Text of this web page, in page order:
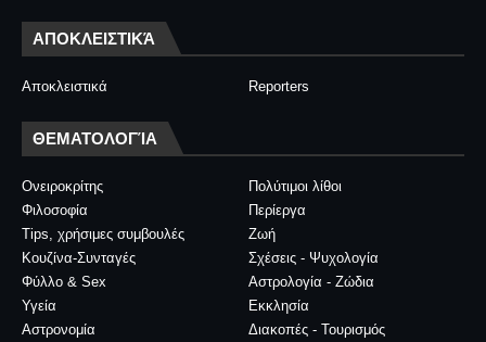
ΑΠΟΚΛΕΙΣΤΙΚΆ
Αποκλειστικά Reporters
ΘΕΜΑΤΟΛΟΓΊΑ
Ονειροκρίτης
Πολύτιμοι λίθοι
Φιλοσοφία
Περίεργα
Tips, χρήσιμες συμβουλές
Ζωή
Κουζίνα-Συνταγές
Σχέσεις - Ψυχολογία
Φύλλο & Sex
Αστρολογία - Ζώδια
Υγεία
Εκκλησία
Αστρονομία
Διακοπές - Τουρισμός